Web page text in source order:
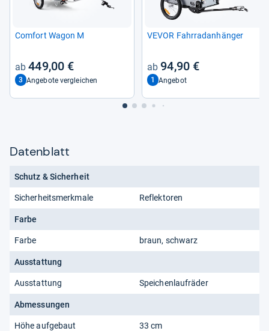
Com­fort Wagon M
449,00 €
3 Angebote vergleichen
VEVOR Fahr­rad­an­hän­ger
94,90 €
1 Angebot
Datenblatt
Schutz & Sicherheit
Sicherheitsmerkmale Reflektoren
Farbe
Farbe braun, schwarz
Ausstattung
Ausstattung Speichenlaufräder
Abmessungen
Höhe aufgebaut 33 cm